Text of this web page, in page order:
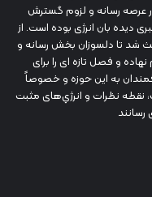
عرصه رسانه و لزوم گسترش
دیده بان انرژی بوده است. از
شد تا دلسوزان بخش رسانه و
و فصل تازه ای را برای
به این حوزه و خصوصاً
نقطه نظرات و انرژي‌های مثبت
رسانند